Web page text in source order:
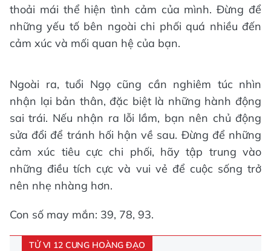
thoải mái thể hiện tình cảm của mình. Đừng để
những yếu tố bên ngoài chi phối quá nhiều đến
cảm xúc và mối quan hệ của bạn.
Ngoài ra, tuổi Ngọ cũng cần nghiêm túc nhìn
nhận lại bản thân, đặc biệt là những hành động
sai trái. Nếu nhận ra lỗi lầm, bạn nên chủ động
sửa đổi để tránh hối hận về sau. Đừng để những
cảm xúc tiêu cực chi phối, hãy tập trung vào
những điều tích cực và vui vẻ để cuộc sống trở
nên nhẹ nhàng hơn.
Con số may mắn: 39, 78, 93.
TỬ VI 12 CUNG HOÀNG ĐẠO